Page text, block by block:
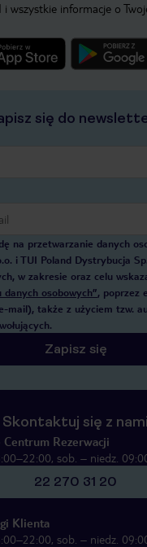
i wszystkie informacje o
się do
na przetwarzanie danych
i TUI Poland Dystrybucja
w zakresie oraz celu
danych osobowych”, poprzez
mail), także z użyciem tzw.
Zapisz się
Skontaktuj się z nami
Centrum Rezerwacji
sob. – niedz.
22 270 31 20
Klienta
sob. – niedz.